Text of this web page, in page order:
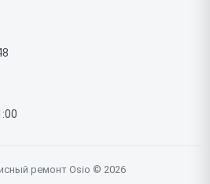
ремонт Osio © 2026